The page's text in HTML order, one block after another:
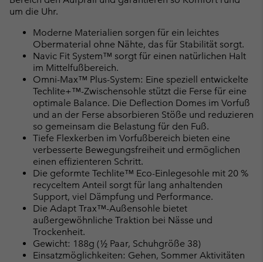
um die Uhr.
Moderne Materialien sorgen für ein leichtes
Obermaterial ohne Nähte, das für Stabilität sorgt.
Navic Fit System™ sorgt für einen natürlichen Halt
im Mittelfußbereich.
Omni-Max™ Plus-System: Eine speziell entwickelte
Techlite+™-Zwischensohle stützt die Ferse für eine
optimale Balance. Die Deflection Domes im Vorfuß
und an der Ferse absorbieren Stöße und reduzieren
so gemeinsam die Belastung für den Fuß.
Tiefe Flexkerben im Vorfußbereich bieten eine
verbesserte Bewegungsfreiheit und ermöglichen
einen effizienteren Schritt.
Die geformte Techlite™ Eco-Einlegesohle mit 20 %
recyceltem Anteil sorgt für lang anhaltenden
Support, viel Dämpfung und Performance.
Die Adapt Trax™-Außensohle bietet
außergewöhnliche Traktion bei Nässe und
Trockenheit.
Gewicht: 188g (½ Paar, Schuhgröße 38)
Einsatzmöglichkeiten: Gehen, Sommer Aktivitäten